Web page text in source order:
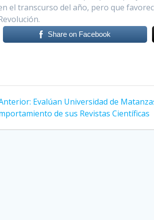
el transcurso del año, pero que
Share on Facebook
Entrada
anterior:
Evalúan Universidad de
de sus Revistas Científicas